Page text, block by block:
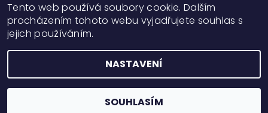
2026 ©ProHokejky.cz, všechna práva vyhrazena
Vytvořil Shoptet
Tento web používá soubory cookie. Dalším
procházením tohoto webu vyjadřujete souhlas s
jejich používáním.
NASTAVENÍ
SOUHLASÍM